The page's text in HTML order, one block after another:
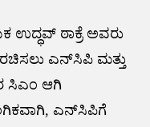
ಉದ್ಧವ್ ಠಾಕ್ರೆ ಅವರು
ಎನ್‌ಸಿಪಿ ಮತ್ತು
ಸಿಎಂ ಆಗಿ
ಎನ್‌ಸಿಪಿಗೆ